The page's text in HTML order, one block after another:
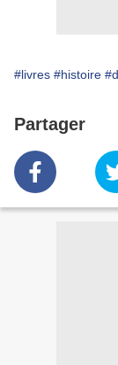
#livres #histoire
Partager